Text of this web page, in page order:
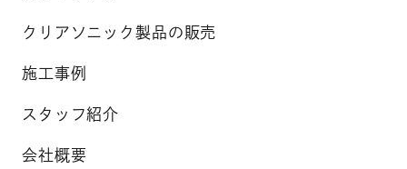
クリアソニック製品の販売
施工事例
スタッフ紹介
会社概要